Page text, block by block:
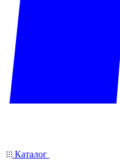
Каталог